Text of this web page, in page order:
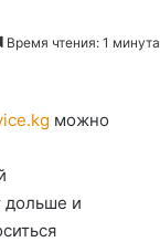
Время чтения: 1 минута
можно
дольше и